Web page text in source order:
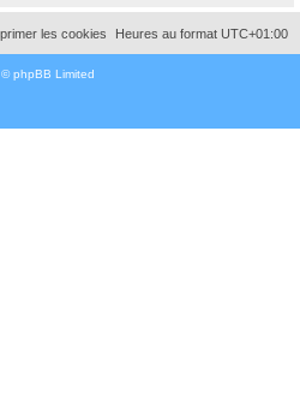
Heures au format UTC+01:00
les cookies
phpBB Limited